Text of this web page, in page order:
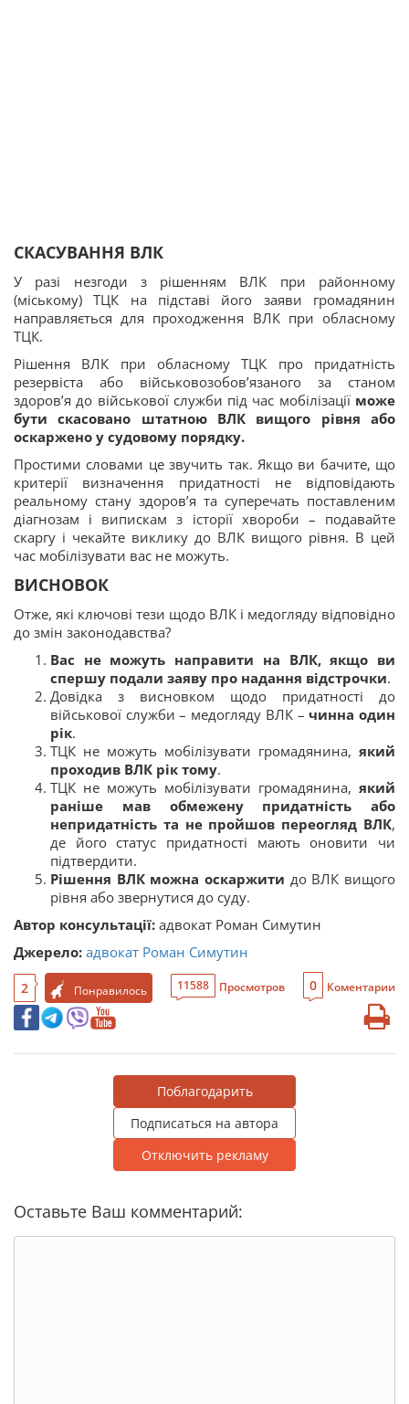
СКАСУВАННЯ ВЛК
У разі незгоди з рішенням ВЛК при районному
(міському) ТЦК на підставі його заяви громадянин
направляється для проходження ВЛК при обласному
ТЦК.
Рішення ВЛК при обласному ТЦК про придатність
резервіста або військовозобов’язаного за станом
здоров’я до військової служби під час мобілізації може
бути скасовано штатною ВЛК вищого рівня або
оскаржено у судовому порядку.
Простими словами це звучить так. Якщо ви бачите, що
критерії визначення придатності не відповідають
реальному стану здоров’я та суперечать поставленим
діагнозам і випискам з історії хвороби – подавайте
скаргу і чекайте виклику до ВЛК вищого рівня. В цей
час мобілізувати вас не можуть.
ВИСНОВОК
Отже, які ключові тези щодо ВЛК і медогляду відповідно
до змін законодавства?
Вас не можуть направити на ВЛК, якщо ви
спершу подали заяву про надання відстрочки.
Довідка з висновком щодо придатності до
військової служби – медогляду ВЛК – чинна один
рік.
ТЦК не можуть мобілізувати громадянина, який
проходив ВЛК рік тому.
ТЦК не можуть мобілізувати громадянина, який
раніше мав обмежену придатність або
непридатність та не пройшов переогляд ВЛК,
де його статус придатності мають оновити чи
підтвердити.
Рішення ВЛК можна оскаржити до ВЛК вищого
рівня або звернутися до суду.
Автор консультації: адвокат Роман Симутин
Джерело: адвокат Роман Симутин
2 Понравилось 11588 Просмотров 0 Коментарии
Поблагодарить
Подписаться на автора
Отключить рекламу
Оставьте Ваш комментарий: